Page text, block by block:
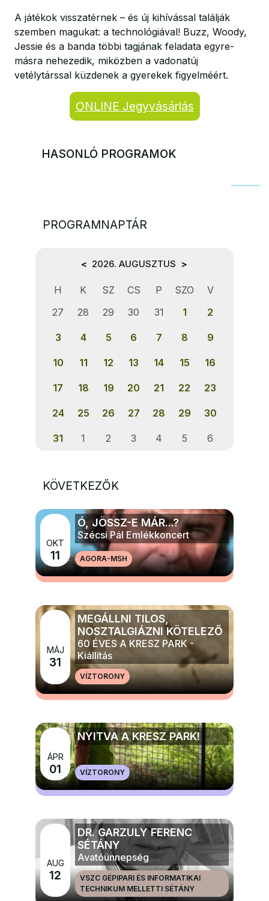
A játékok visszatérnek – és új kihívással találják
szemben magukat: a technológiával! Buzz, Woody,
Jessie és a banda többi tagjának feladata egyre-
másra nehezedik, miközben a vadonatúj
vetélytárssal küzdenek a gyerekek figyelméért.
ONLINE Jegyvásárlás
HASONLÓ PROGRAMOK
PROGRAMNAPTÁR
< 2026. AUGUSZTUS >
H K SZ CS P SZO
V
27
28 29 30 31 1 2
3 4 5 6 7 8 9
10 11 12 13 14 15 16
17 18 19 20 21 22 23
24 25 26 27 28 29 30
31 1 2 3 4 5 6
KÖVETKEZŐK
OKT
11
Ó, JÖSSZ-E MÁR...?
Szécsi Pál Emlékkoncert
AGORA-MSHMÉG TÖBB ZENE
MÁJ
31
MEGÁLLNI TILOS,
NOSZTALGIÁZNI KÖTELEZŐ
60 ÉVES A KRESZ PARK -
Kiállítás
VÍZTORONY
MÉG TÖBB ELŐADÁS, TÁNC, KIÁLLÍTÁS
ÁPR
01
NYITVA A KRESZ PARK!
VÍZTORONY
MÉG TÖBB GYERMEK, IFJÚSÁGI ÉS CSALÁDI
PROGRAMOK
AUG
12
DR. GARZULY FERENC
SÉTÁNY
Avatóünnepség
VSZC GÉPIPARI ÉS INFORMATIKAI
TECHNIKUM MELLETTI SÉTÁNY
MÉG TÖBB NAGYRENDEZVÉNYEK ÉS ÜNNEPEK